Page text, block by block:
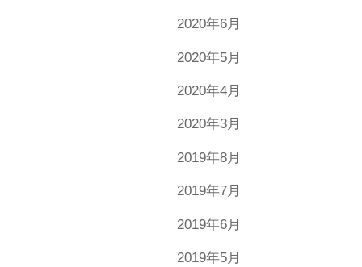
2020年6月
2020年5月
2020年4月
2020年3月
2019年8月
2019年7月
2019年6月
2019年5月